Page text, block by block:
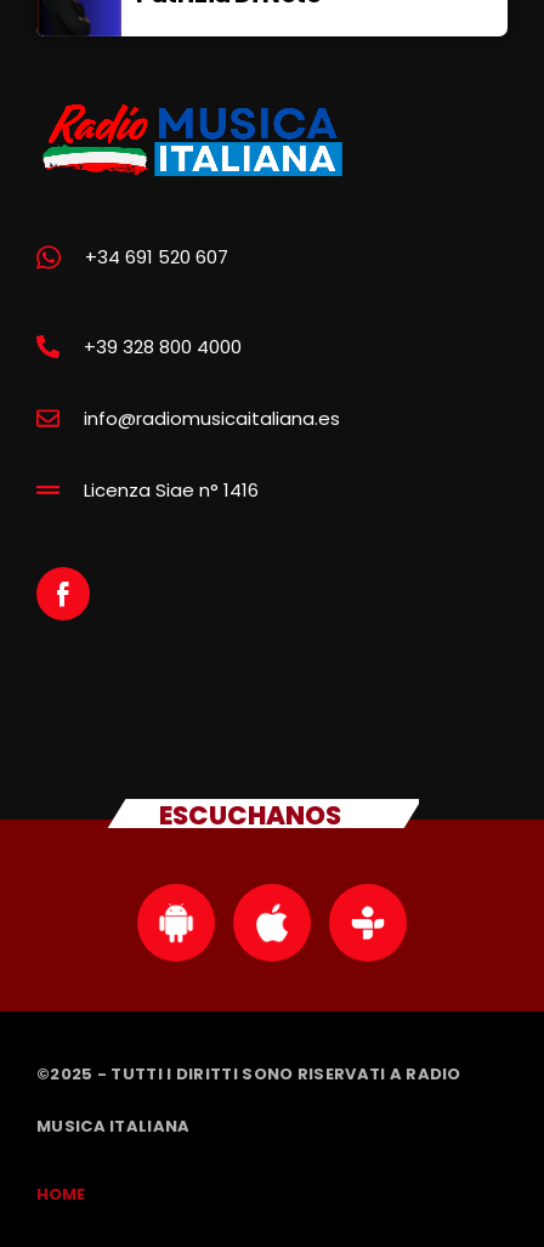
+34 691 520 607
+39 328 800 4000
info@radiomusicaitaliana.es
Licenza Siae n° 1416
ESCUCHANOS
©2025 - TUTTI I DIRITTI SONO RISERVATI A RADIO
MUSICA ITALIANA
HOME